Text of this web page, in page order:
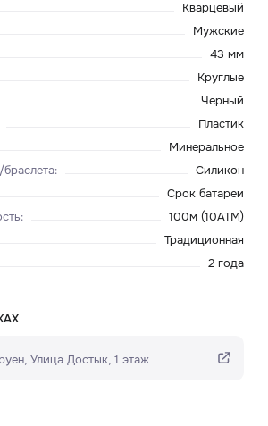
Кварцевый
Мужские
43 мм
Круглые
Черный
Пластик
Минеральное
:
Силикон
Срок батареи
:
100м (10ATM)
Традиционная
2 года
Улица Достык, 1 этаж